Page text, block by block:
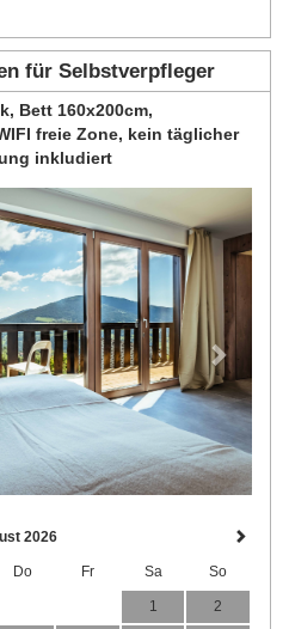
für Selbstverpfleger
Bett 160x200cm,
freie Zone, kein täglicher
inkludiert
Next
2026
Do Fr Sa So
1 2